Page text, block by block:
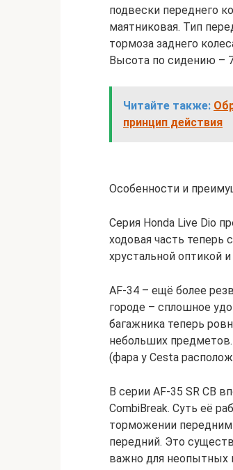
подвески переднего
маятниковая. Тип
тормоза заднего
Высота по сидению –
Читайте также:
принцип действия
Особенности и
Серия Honda Live Dio
ходовая часть
хрустальной оптикой
AF-34 – ещё более
городе – сплошное
багажника теперь
небольших
(фара у Cesta
В серии AF-35 SR CB
CombiBreak. Суть её
торможении передним
передний. Это
важно для неопытных